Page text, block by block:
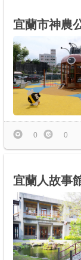
宜蘭市神農
0 0
宜蘭人故事